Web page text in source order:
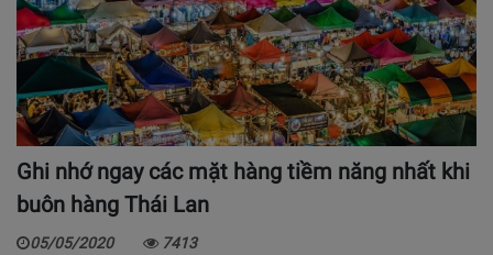
Ghi nhớ ngay các mặt hàng tiềm năng nhất khi
buôn hàng Thái Lan
05/05/2020 7413